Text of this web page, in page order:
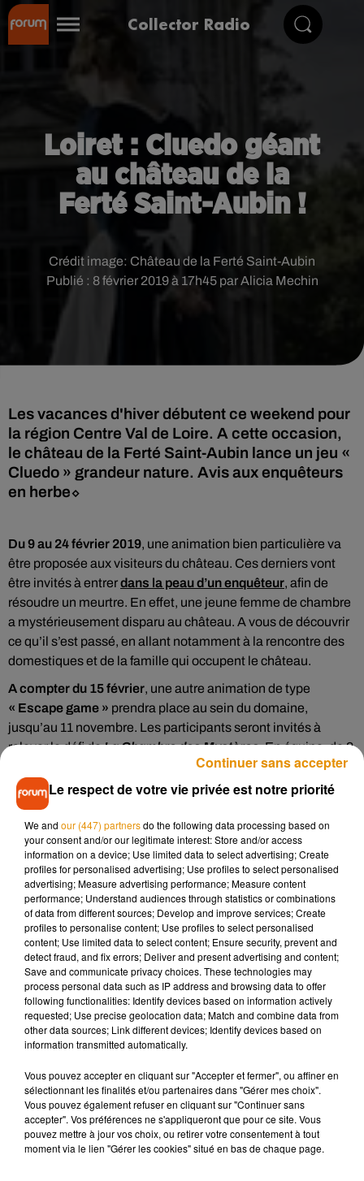
Collector Radio
Loiret : Cluedo géant
au château de la
Ferté Saint-Aubin !
Publié : 8 février 2019 à 17h45 par Alicia Mechin
Crédit image: Château de la Ferté Saint-Aubin
Les vacances d'hiver débutent ce weekend pour
la région Centre Val de Loire. A cette occasion,
le château de la Ferté Saint-Aubin lance un jeu «
Cluedo » grandeur nature. Avis aux enquêteurs
en herbe⬦
Du 9 au 24 février 2019, une animation bien particulière va
être proposée aux visiteurs du château. Ces derniers vont
être invités à entrerdans la peau d’un enquêteur, afin de
résoudre un meurtre. En effet, une jeune femme de chambre
a mystérieusement disparu au château. A vous de découvrir
ce qu’il s’est passé, en allant notamment à la rencontre des
domestiques et de la famille qui occupent le château.
A compter du 15 février, une autre animation de type
« Escape game » prendra place au sein du domaine,
jusqu’au 11 novembre. Les participants seront invités à
relever le défi deLa Chambre des Mystères. En équipe, de 3
à 5 joueurs, vous serez enfermés dans une des pièces du
château. Vous aurez alors 60 minutes pour trouver des
indices et réussir à vous échapper !
Pour participer à ces différentes animations, il est nécessaire
de réserver sa partie. Rendez-voussur le site internetdu
château de la Ferté Saint-Aubin !
Musique
5 août 2026
le père de Michael Jackson
Le respect de votre vie privée est notre priorité
We and our (447) partnersdo the following data processing based on
your consent and/or our legitimate interest: Store and/or access
information on a device; Use limited data to select advertising; Create
profiles for personalised advertising; Use profiles to select personalised
advertising; Measure advertising performance; Measure content
performance; Understand audiences through statistics or combinations
of data from different sources; Develop and improve services; Create
profiles to personalise content; Use profiles to select personalised
content; Use limited data to select content; Ensure security, prevent and
detect fraud, and fix errors; Deliver and present advertising and content;
Save and communicate privacy choices. These technologies may
process personal data such as IP address and browsing data to offer
following functionalities: Identify devices based on information actively
requested; Use precise geolocation data; Match and combine data from
other data sources; Link different devices; Identify devices based on
information transmitted automatically.
Vous pouvez accepter en cliquant sur "Accepter et fermer", ou affiner en
sélectionnant les finalités et/ou partenaires dans "Gérer mes choix".
Vous pouvez également refuser en cliquant sur "Continuer sans
accepter". Vos préférences ne s'appliqueront que pour ce site. Vous
pouvez mettre à jour vos choix, ou retirer votre consentement à tout
moment via le lien "Gérer les cookies" situé en bas de chaque page.
Continuer sans accepter